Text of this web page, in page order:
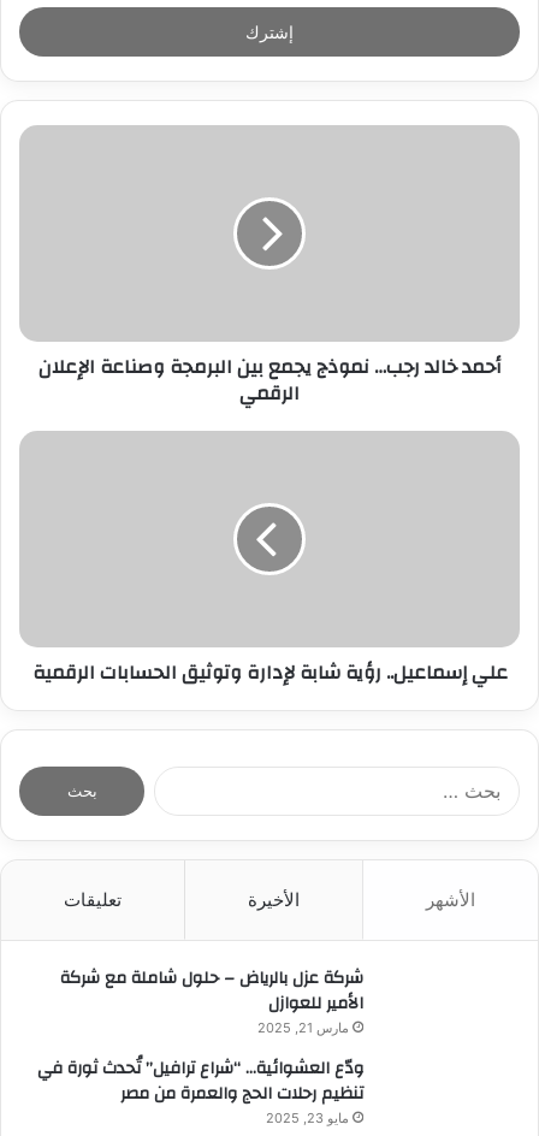
خ
ل
ر
د
ر
أحمد خالد رجب… نموذج يجمع بين البرمجة وصناعة الإعلان
الرقمي
علي إسماعيل.. رؤية شابة لإدارة وتوثيق الحسابات الرقمية
الأشهر الأخيرة تعليقات
شركة عزل بالرياض – حلول شاملة مع شركة
الأمير للعوازل
مارس 21, 2025
ودّع العشوائية… “شراع ترافيل” تُحدث ثورة في
تنظيم رحلات الحج والعمرة من مصر
مايو 23, 2025